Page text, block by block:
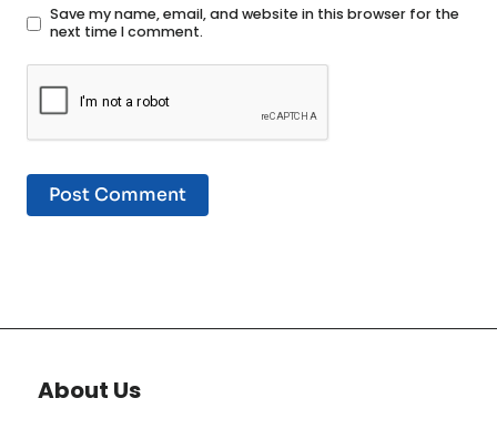
Save my name, email, and website in this browser for the
next time I comment.
About Us